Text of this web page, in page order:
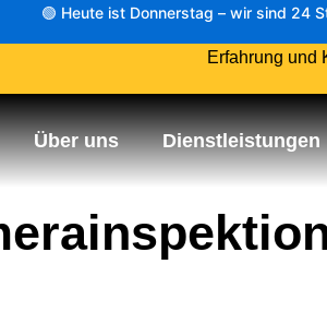
🟢 Heute ist Donnerstag – wir sind 24
Erfahrung und
Über uns Dienstleistungen